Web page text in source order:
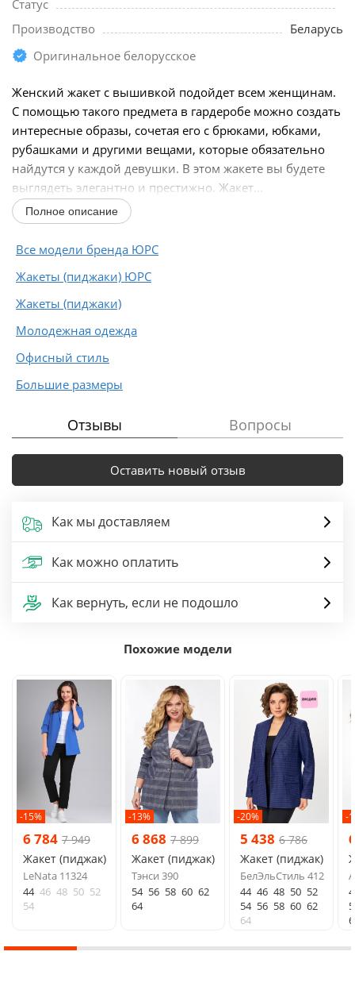
Статус
Производство
Беларусь
Оригинальное белорусское
Женский жакет с вышивкой подойдет всем женщинам.
С помощью такого предмета в гардеробе можно создать
интересные образы, сочетая его с брюками, юбками,
рубашками и другими вещами, которые обязательно
найдутся у каждой девушки. В этом жакете вы будете
выглядеть элегантно и престижно. Жакет...
Полное описание
Все модели бренда ЮРС
Жакеты (пиджаки) ЮРС
Жакеты (пиджаки)
Молодежная одежда
Офисный стиль
Большие размеры
Отзывы Вопросы
Оставить новый отзыв
Как мы доставляем
Как можно оплатить
Как вернуть, если не подошло
Похожие модели
-15%
6 784 7 949
Жакет (пиджак)
LeNata 11324
44 46 48 50 52
54
-13%
6 868 7 899
Жакет (пиджак)
Тэнси 390
54 56 58 60 62
64
-20%
5 438 6 786
Жакет (пиджак)
БелЭльСтиль 412
44 46 48 50 52
54 56 58 60 62
64
-